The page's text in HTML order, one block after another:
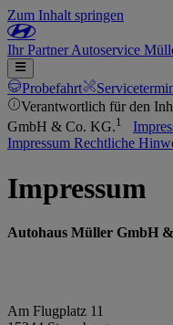
Zum Inhalt springen
IhrPartnerAutoservice
Probefahrt
Verantwortlich für den
GmbH & Co. KG.1
Impressum Rechtliche
Impressum
Autohaus Müller GmbH
Am Flugplatz 11